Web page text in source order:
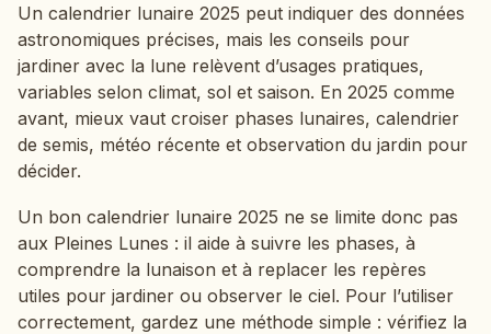
Un calendrier lunaire 2025 peut indiquer des données
astronomiques précises, mais les conseils pour
jardiner avec la lune relèvent d’usages pratiques,
variables selon climat, sol et saison. En 2025 comme
avant, mieux vaut croiser phases lunaires, calendrier
de semis, météo récente et observation du jardin pour
décider.
Un bon calendrier lunaire 2025 ne se limite donc pas
aux Pleines Lunes : il aide à suivre les phases, à
comprendre la lunaison et à replacer les repères
utiles pour jardiner ou observer le ciel. Pour l’utiliser
correctement, gardez une méthode simple : vérifiez la